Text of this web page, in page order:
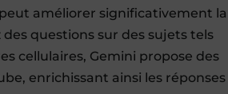
améliorer significativement la
questions sur des sujets tels
cellulaires, Gemini propose des
enrichissant ainsi les réponses